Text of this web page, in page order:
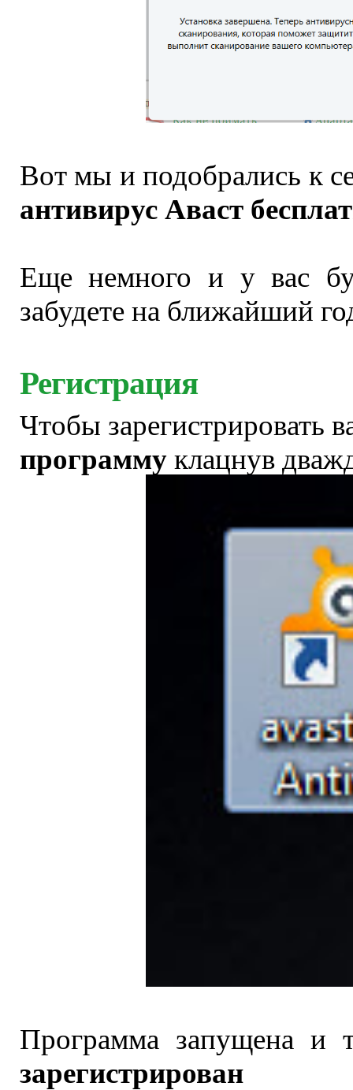
Вот мы и подобрались к
антивирус Аваст
Еще немного и у вас
забудете на ближайший
Регистрация
Чтобы зарегистрировать
программуклацнув
Программа запущена и
зарегистрирован